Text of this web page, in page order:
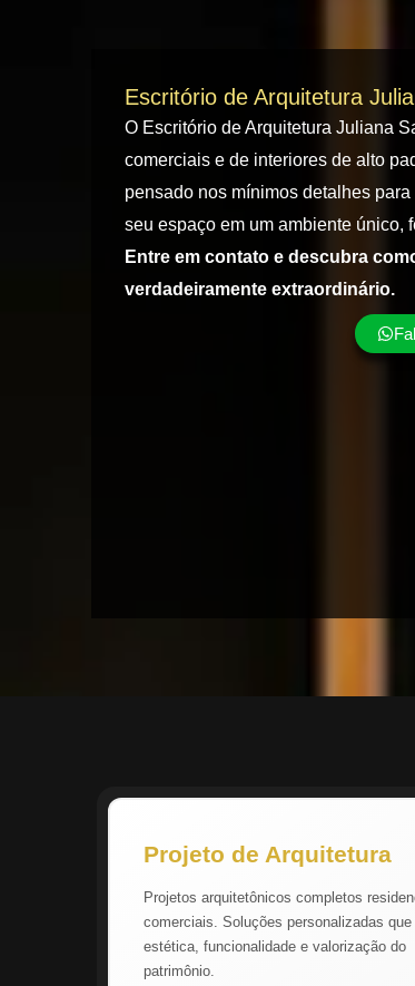
Escritório de Arquitetura
O Escritório de Arquitetura Juliana
comerciais e de interiores de alto
pensado nos mínimos detalhes
seu espaço em um ambiente único,
Entre em contato e descubra
verdadeiramente extraordinário.
Projeto de Arquitetura
Projetos arquitetônicos completos
comerciais. Soluções personalizadas que
estética, funcionalidade e valorização do
patrimônio.